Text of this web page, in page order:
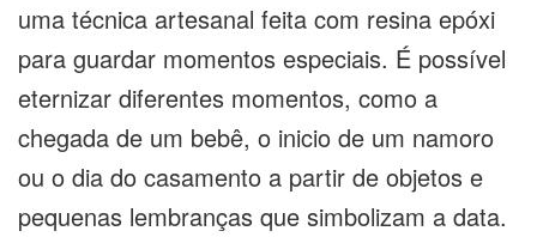
uma técnica artesanal feita com resina epóxi
para guardar momentos especiais. É possível
eternizar diferentes momentos, como a
chegada de um bebê, o inicio de um namoro
ou o dia do casamento a partir de objetos e
pequenas lembranças que simbolizam a data.